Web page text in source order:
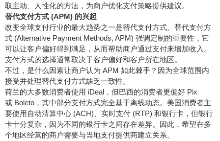
取主动、人性化的方法，为商户优化支付策略提供建议。
替代支付方式 (APM) 的兴起
改变全球支付行业的最大趋势之一是替代支付方式。替代支付方
式 (Alternative Payment Methods, APM) 强调定制的重要性，它
可以让客户偏好得到满足，从而帮助商户通过支付来增加收入。
支付方式的选择通常取决于客户偏好和客户所在地区。
不过，是什么因素让商户认为 APM 如此棘手？因为全球范围内
接受并处理替代支付方式缺乏一致性。
荷兰的大多数消费者使用 iDeal，但巴西的消费者更偏好 Pix
或 Boleto，其中部分支付方式完全基于离线动态。美国消费者主
要使用自动清算中心 (ACH)、实时支付 (RTP) 和银行卡，但银行
卡十分复杂，因为不同的银行卡之间存在差异。因此，希望在多
个地区经营的商户需要与当地支付提供商建立关系。